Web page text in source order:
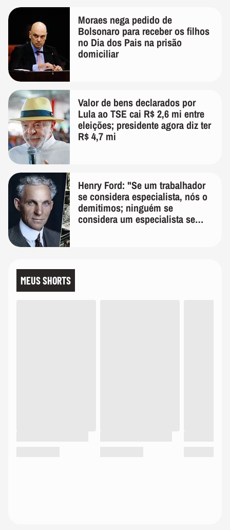
Moraes nega pedido de
Bolsonaro para receber os filhos
no Dia dos Pais na prisão
domiciliar
Valor de bens declarados por
Lula ao TSE cai R$ 2,6 mi entre
eleições; presidente agora diz ter
R$ 4,7 mi
Henry Ford: "Se um trabalhador
se considera especialista, nós o
demitimos; ninguém se
considera um especialista se
MEUS SHORTS